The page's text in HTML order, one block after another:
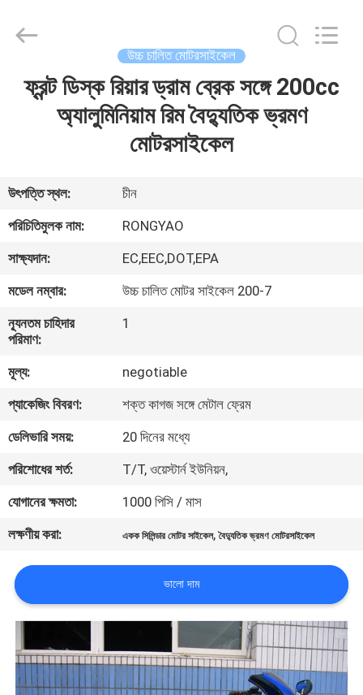
বাড়ি
আমাদের
সম্পর্কে
কারখানা
ভ্রমণ
নিয়ন্ত্রণ
যোগাযোগ
করুন
উদ্ধৃতির
জন্য
আবেদন
সাইট
ম্যাপ
Vehicle
Co.,Ltd.
উচ্চ চালিত মোটরসাইকেল
ফ্রন্ট ডিস্ক রিয়ার ড্রাম ব্রেক সঙ্গে 200cc
অ্যালুমিনিয়াম রিম বৈদ্যুতিক ভ্রমণ
মোটরসাইকেল
উৎপত্তি স্থল:
চীন
পরিচিতিমুলক নাম:
RONGYAO
সাক্ষ্যদান:
EC,EEC,DOT,EPA
মডেল নম্বার:
উচ্চ চালিত মোটর সাইকেল 200-7
ন্যূনতম চাহিদার
পরিমাণ:
1
মূল্য:
negotiable
প্যাকেজিং বিবরণ:
শক্ত কাগজ সঙ্গে মেটাল ফ্রেম
ডেলিভারি সময়:
20 দিনের মধ্যে
পরিশোধের শর্ত:
T/T, ওয়েস্টার্ন ইউনিয়ন,
যোগানের ক্ষমতা:
1000 পিসি / মাস
লক্ষণীয় করা:
একক সিলিন্ডার মোটর সাইকেল,বৈদ্যুতিক ভ্রমণ মোটরসাইকেল
ভালো দাম